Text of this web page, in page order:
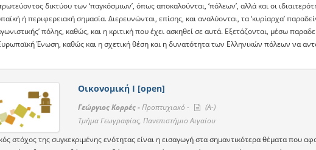
δικτύου των ‘παγκόσμιων’, όπως αποκαλούνται, ‘πόλεων’, αλλά και οι
ή περιφερειακή σημασία. Διερευνώνται, επίσης, και αναλύονται, τα ‘κυρίαρχα’
πόλης, καθώς, και η κριτική που έχει ασκηθεί σε αυτά. Εξετάζονται, μέσω
Ένωση, καθώς και η σχετική θέση και η δυνατότητα των Ελληνικών πόλεων να
Οικονομική Ι [open]
Γεώργιος Κορρές -Προπτυχιακό -
(A-)
Τμήμα Γεωγραφίας, Πανεπιστήμιο Αιγαίου
στόχος της συγκεκριμένης ενότητας είναι η εισαγωγή στα σημαντικότερα θέματα που